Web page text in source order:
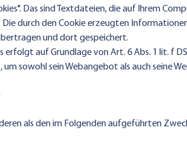
Das sind Textdateien, die auf Ihrem
durch den Cookie erzeugten
und dort gespeichert.
erfolgt auf Grundlage von Art. 6 Abs. 1 lit. f
sowohl sein Webangebot als auch seine
als den im Folgenden aufgeführten